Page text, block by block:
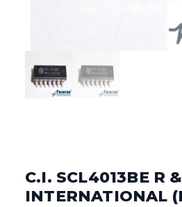
C.I. SCL4013BE R
INTERNATIONAL